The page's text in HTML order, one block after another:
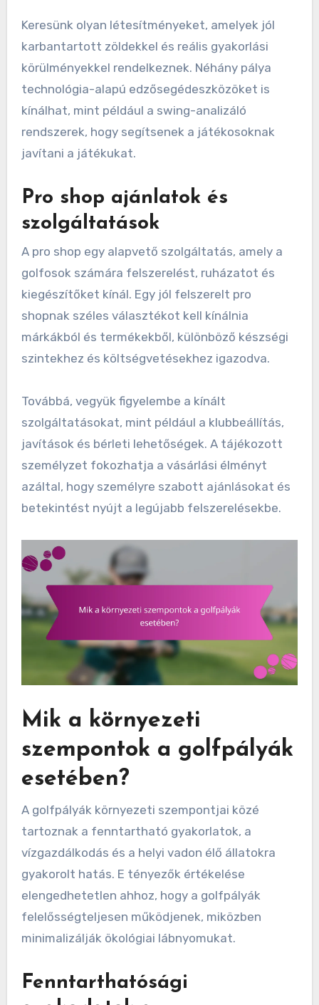
Keresünk olyan létesítményeket, amelyek jól
karbantartott zöldekkel és reális gyakorlási
körülményekkel rendelkeznek. Néhány pálya
technológia-alapú edzősegédeszközöket is
kínálhat, mint például a swing-analizáló
rendszerek, hogy segítsenek a játékosoknak
javítani a játékukat.
Pro shop ajánlatok és
szolgáltatások
A pro shop egy alapvető szolgáltatás, amely a
golfosok számára felszerelést, ruházatot és
kiegészítőket kínál. Egy jól felszerelt pro
shopnak széles választékot kell kínálnia
márkákból és termékekből, különböző készségi
szintekhez és költségvetésekhez igazodva.
Továbbá, vegyük figyelembe a kínált
szolgáltatásokat, mint például a klubbeállítás,
javítások és bérleti lehetőségek. A tájékozott
személyzet fokozhatja a vásárlási élményt
azáltal, hogy személyre szabott ajánlásokat és
betekintést nyújt a legújabb felszerelésekbe.
Mik a környezeti
szempontok a golfpályák
esetében?
A golfpályák környezeti szempontjai közé
tartoznak a fenntartható gyakorlatok, a
vízgazdálkodás és a helyi vadon élő állatokra
gyakorolt hatás. E tényezők értékelése
elengedhetetlen ahhoz, hogy a golfpályák
felelősségteljesen működjenek, miközben
minimalizálják ökológiai lábnyomukat.
Fenntarthatósági